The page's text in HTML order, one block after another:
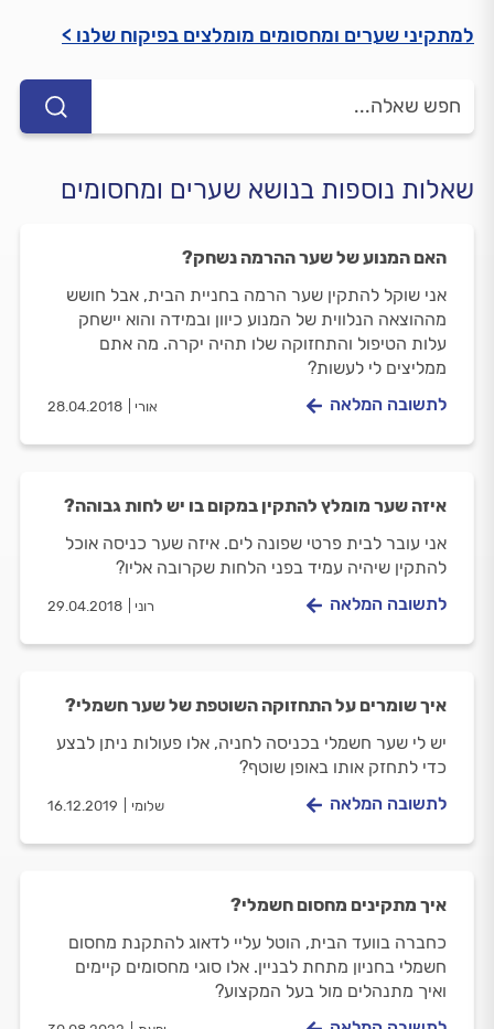
למתקיני שערים ומחסומים מומלצים בפיקוח שלנו >
שאלות נוספות בנושא שערים ומחסומים
האם המנוע של שער ההרמה נשחק?
אני שוקל להתקין שער הרמה בחניית הבית, אבל חושש
מההוצאה הנלווית של המנוע כיוון ובמידה והוא יישחק
עלות הטיפול והתחזוקה שלו תהיה יקרה. מה אתם
ממליצים לי לעשות?
אורי 28.04.2018 לתשובה המלאה
איזה שער מומלץ להתקין במקום בו יש לחות גבוהה?
אני עובר לבית פרטי שפונה לים. איזה שער כניסה אוכל
להתקין שיהיה עמיד בפני הלחות שקרובה אליו?
רוני 29.04.2018 לתשובה המלאה
איך שומרים על התחזוקה השוטפת של שער חשמלי?
יש לי שער חשמלי בכניסה לחניה, אלו פעולות ניתן לבצע
כדי לתחזק אותו באופן שוטף?
שלומי 16.12.2019 לתשובה המלאה
איך מתקינים מחסום חשמלי?
כחברה בוועד הבית, הוטל עליי לדאוג להתקנת מחסום
חשמלי בחניון מתחת לבניין. אלו סוגי מחסומים קיימים
ואיך מתנהלים מול בעל המקצוע?